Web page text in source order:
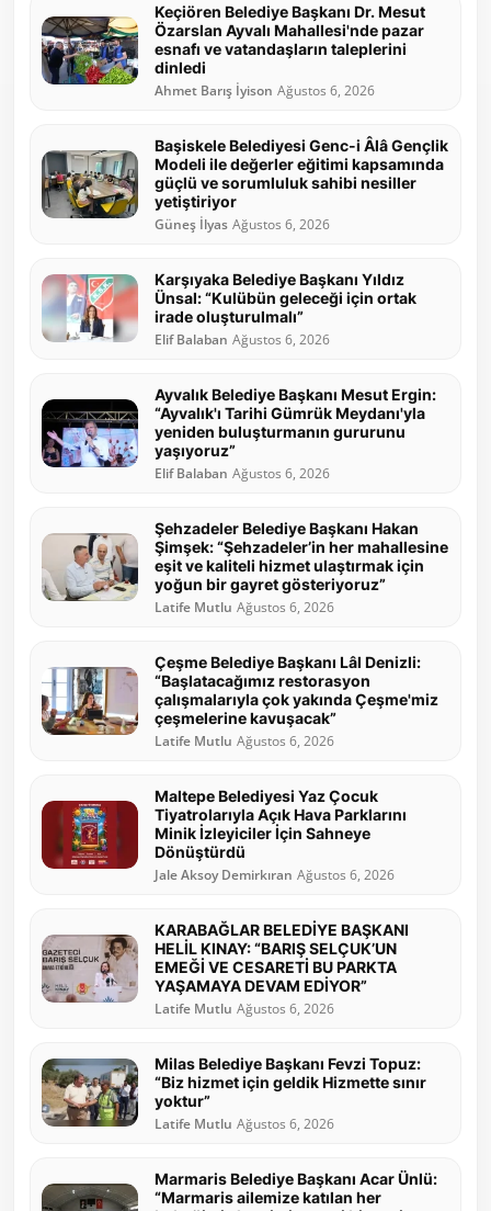
Keçiören Belediye Başkanı Dr. Mesut
Özarslan Ayvalı Mahallesi'nde pazar
esnafı ve vatandaşların taleplerini
dinledi
Ahmet Barış İyison Ağustos 6, 2026
Başiskele Belediyesi Genc-i Âlâ Gençlik
Modeli ile değerler eğitimi kapsamında
güçlü ve sorumluluk sahibi nesiller
yetiştiriyor
Güneş İlyas Ağustos 6, 2026
Karşıyaka Belediye Başkanı Yıldız
Ünsal: “Kulübün geleceği için ortak
irade oluşturulmalı”
Elif Balaban Ağustos 6, 2026
Ayvalık Belediye Başkanı Mesut Ergin:
“Ayvalık'ı Tarihi Gümrük Meydanı'yla
yeniden buluşturmanın gururunu
yaşıyoruz”
Elif Balaban Ağustos 6, 2026
Şehzadeler Belediye Başkanı Hakan
Şimşek: “Şehzadeler’in her mahallesine
eşit ve kaliteli hizmet ulaştırmak için
yoğun bir gayret gösteriyoruz”
Latife Mutlu Ağustos 6, 2026
Çeşme Belediye Başkanı Lâl Denizli:
“Başlatacağımız restorasyon
çalışmalarıyla çok yakında Çeşme'miz
çeşmelerine kavuşacak”
Latife Mutlu Ağustos 6, 2026
Maltepe Belediyesi Yaz Çocuk
Tiyatrolarıyla Açık Hava Parklarını
Minik İzleyiciler İçin Sahneye
Dönüştürdü
Jale Aksoy Demirkıran Ağustos 6, 2026
KARABAĞLAR BELEDİYE BAŞKANI
HELİL KINAY: “BARIŞ SELÇUK’UN
EMEĞİ VE CESARETİ BU PARKTA
YAŞAMAYA DEVAM EDİYOR”
Latife Mutlu Ağustos 6, 2026
Milas Belediye Başkanı Fevzi Topuz:
“Biz hizmet için geldik Hizmette sınır
yoktur”
Latife Mutlu Ağustos 6, 2026
Marmaris Belediye Başkanı Acar Ünlü:
“Marmaris ailemize katılan her